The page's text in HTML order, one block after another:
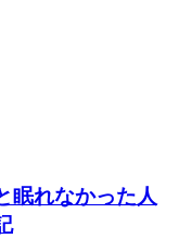
眠れなかった人